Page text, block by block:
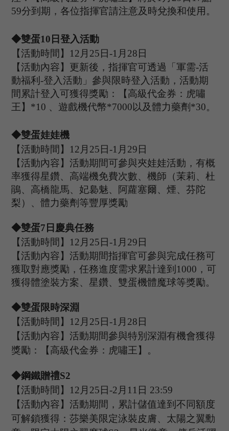
59分到期，各位指揮官請注意及時兌換和使用。
◆雙蛋10 日登入活動
【活動時間】 12 月 25 日-1 月 28 日
【活動內容】更新後，指揮官可透過
「軍需-活
動福利-登入活動 」 參與限時登入活動， 活動期
間累計登入可獲得獎勵：【高級代金券：虎嘯
王】 *10 、遊戲機代幣*7000以及體力藥劑*30。
◆雙蛋娃娃機
【活動時間】 12 月 25 日-1 月 29 日
【活動內容】活動期間可參與夾娃娃活動，有概
率獲得星鑽、高端機免費次數、機師（茉莉、杜
鵑、高橋龍馬、妃裊魅、阿蘿塞爾、煙、芬陀
梨）、體力藥劑等豐厚獎勵
◆雙蛋7日慶典任務
【活動時間】 12 月 25 日-1 月 29 日
【活動內容】活動期間指揮官可參與完成任務可
獲取對應獎勵，任務進度需求累計達到 1000，可
獲得體塗裝方案、星鑽、雙蛋機體魔球等獎勵。
◆雙蛋限時深淵
【活動時間】 12 月 25 日-1 月 28 日
【活動內容】 活動期間參與特別深淵有機會獲得
獎勵：【高級代金券： 虎嘯王 】 。
◆鋼鐵贈禮S2
【活動時間】 12 月 25 日-2 月 11 日 23:59
【活動內容】活動期間，累計儲值達到不同額度
可解鎖獲得：莎樂美限定泳裝皮膚、太陽之翼勳